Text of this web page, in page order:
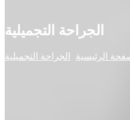
الجراحة التجميلية
الرئيسية الجراحة التجميلية